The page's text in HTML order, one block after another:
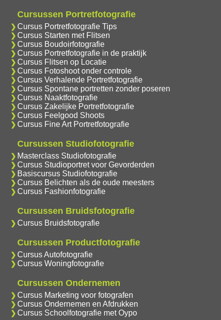
Cursussen Portretfotografie
Cursus Portretfotografie Tips
Cursus Starten met Flitsen
Cursus Boudoirfotografie
Cursus Portretfotografie in de praktijk
Cursus Flitsen op Locatie
Cursus Fotoshoot onder controle
Cursus Verhalende Portretfotografie
Cursus Spontane portretten zonder poseren
Cursus Naaktfotografie
Cursus Zakelijke Portretfotografie
Cursus Feelgood Shoots
Cursus Fine Art Portretfotografie
Cursussen Studiofotografie
Masterclass Studiofotografie
Cursus Studioportret voor Gevorderden
Basiscursus Studiofotografie
Cursus Belichten als de oude meesters
Cursus Fashionfotografie
Cursussen Bruidsfotografie
Cursus Bruidsfotografie
Cursussen Productfotografie
Cursus Autofotografie
Cursus Woningfotografie
Cursussen Ondernemen
Cursus Marketing voor fotografen
Cursus Ondernemen en Afdrukken
Cursus Schoolfotografie met Oypo